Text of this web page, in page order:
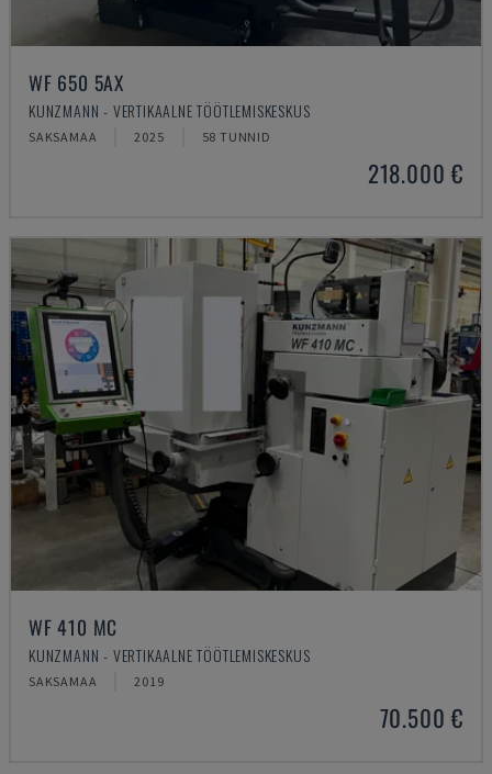
WF 650 5AX
KUNZMANN - VERTIKAALNE TÖÖTLEMISKESKUS
SAKSAMAA 2025 58 TUNNID
218.000 €
WF 410 MC
KUNZMANN - VERTIKAALNE TÖÖTLEMISKESKUS
SAKSAMAA 2019
70.500 €